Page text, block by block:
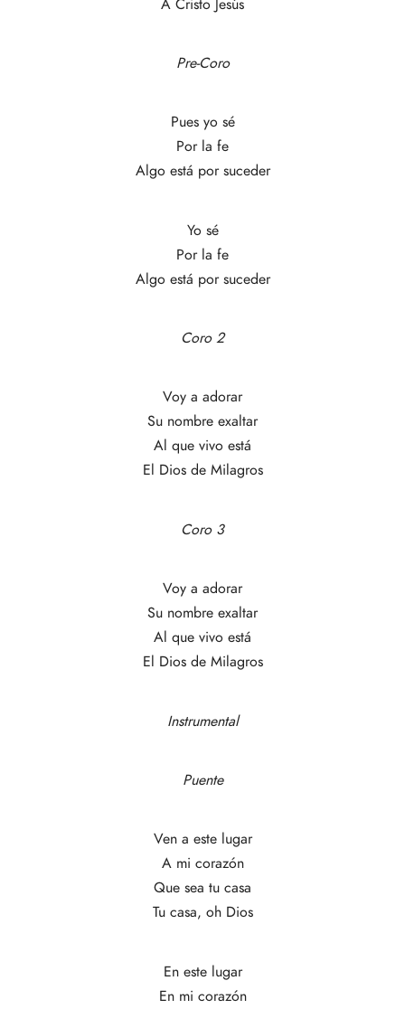
A Cristo Jesús
Pre-Coro
Pues yo sé
Por la fe
Algo está por suceder
Yo sé
Por la fe
Algo está por suceder
Coro 2
Voy a adorar
Su nombre exaltar
Al que vivo está
El Dios de Milagros
Coro 3
Voy a adorar
Su nombre exaltar
Al que vivo está
El Dios de Milagros
Instrumental
Puente
Ven a este lugar
A mi corazón
Que sea tu casa
Tu casa, oh Dios
En este lugar
En mi corazón